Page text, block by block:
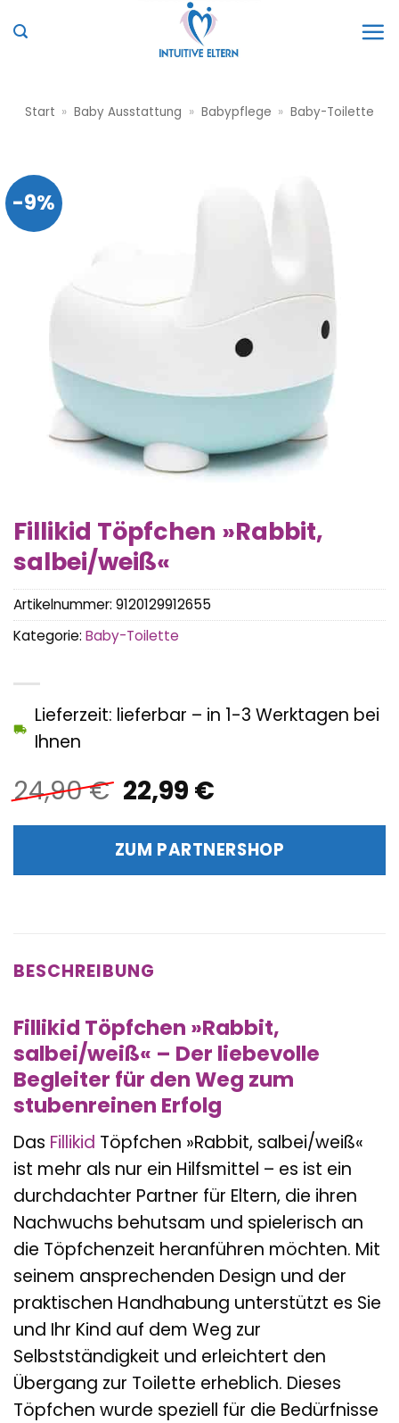
Inhalt
Start » Baby Ausstattung » Babypflege » Baby-Toilette
-9%
Fillikid Töpfchen »Rabbit,
salbei/weiß«
24,90€ Ursprünglicher
Preis
war:
24,90 €
22,99 €Aktueller
ist:
22,99 €.
Lieferzeit: lieferbar – in 1-3 Werktagen bei
Ihnen
ZUM PARTNERSHOP
Artikelnummer: 9120129912655
Kategorie: Baby-Toilette
BESCHREIBUNG
Fillikid Töpfchen »Rabbit,
salbei/weiß« – Der liebevolle
Begleiter für den Weg zum
stubenreinen Erfolg
Das Fillikid Töpfchen »Rabbit, salbei/weiß«
ist mehr als nur ein Hilfsmittel – es ist ein
durchdachter Partner für Eltern, die ihren
Nachwuchs behutsam und spielerisch an
die Töpfchenzeit heranführen möchten. Mit
seinem ansprechenden Design und der
praktischen Handhabung unterstützt es Sie
und Ihr Kind auf dem Weg zur
Selbstständigkeit und erleichtert den
Übergang zur Toilette erheblich. Dieses
Töpfchen wurde speziell für die Bedürfnisse